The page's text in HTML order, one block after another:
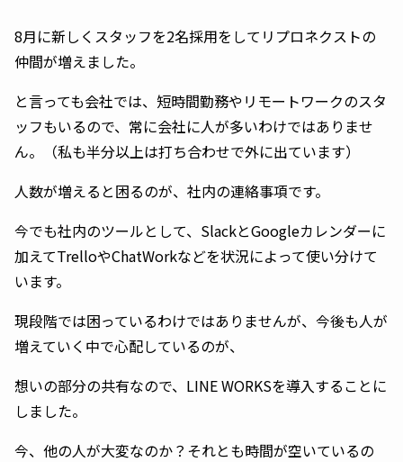
8月に新しくスタッフを2名採用をしてリプロネクストの
仲間が増えました。
と言っても会社では、短時間勤務やリモートワークのスタ
ッフもいるので、常に会社に人が多いわけではありませ
ん。（私も半分以上は打ち合わせで外に出ています）
人数が増えると困るのが、社内の連絡事項です。
今でも社内のツールとして、SlackとGoogleカレンダーに
加えてTrelloやChatWorkなどを状況によって使い分けて
います。
現段階では困っているわけではありませんが、今後も人が
増えていく中で心配しているのが、
想いの部分の共有なので、LINE WORKSを導入することに
しました。
今、他の人が大変なのか？それとも時間が空いているの